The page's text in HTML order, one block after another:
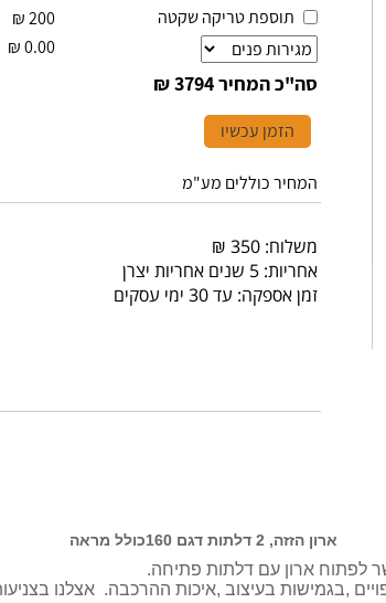
תוספת טריקה שקטה
200
₪
0.00
₪
סה"כ המחיר3794 ₪
הזמן עכשיו
המחיר כוללים מע"מ
משלוח: 350 ₪
אחריות: 5 שנים אחריות יצרן
זמן אספקה: עד 30 ימי עסקים
ארון הזזה, 2 דלתות דגם 160כולל מראה
לפתוח ארון עם דלתות פתיחה.
,בגמישות בעיצוב ,איכות ההרכבה. אצלנו